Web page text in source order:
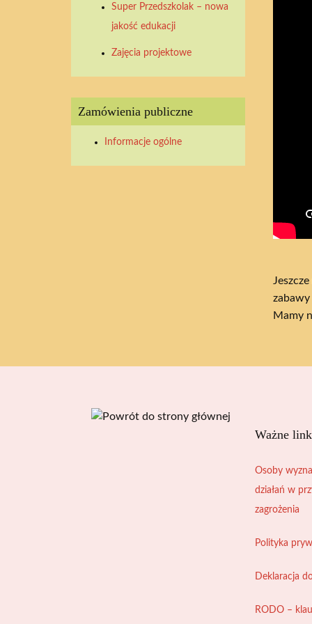
20262026 2026202620262026
Super Przedszkolak – nowa
jakość edukacji
Zajęcia projektowe
Zamówienia publiczne
Informacje ogólne
zabawy
Mamy
Ważne
Osoby
działań w
zagrożenia
Polityka
Deklaracja
RODO –